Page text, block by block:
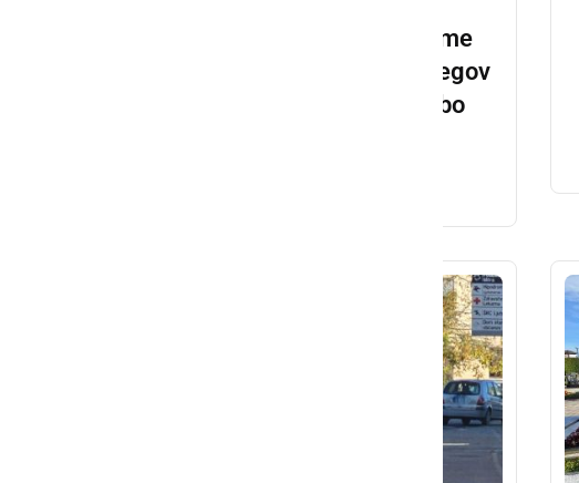
»Če si nekdo zame ne vzame
časa dokler sem živ, mi njegov
obisk na mojem grobu ne bo